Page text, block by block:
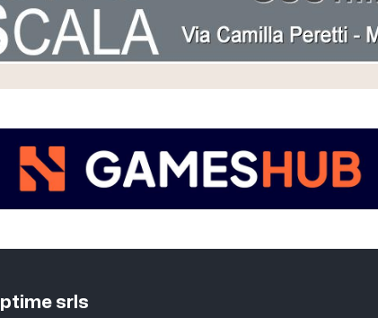
ptime srls